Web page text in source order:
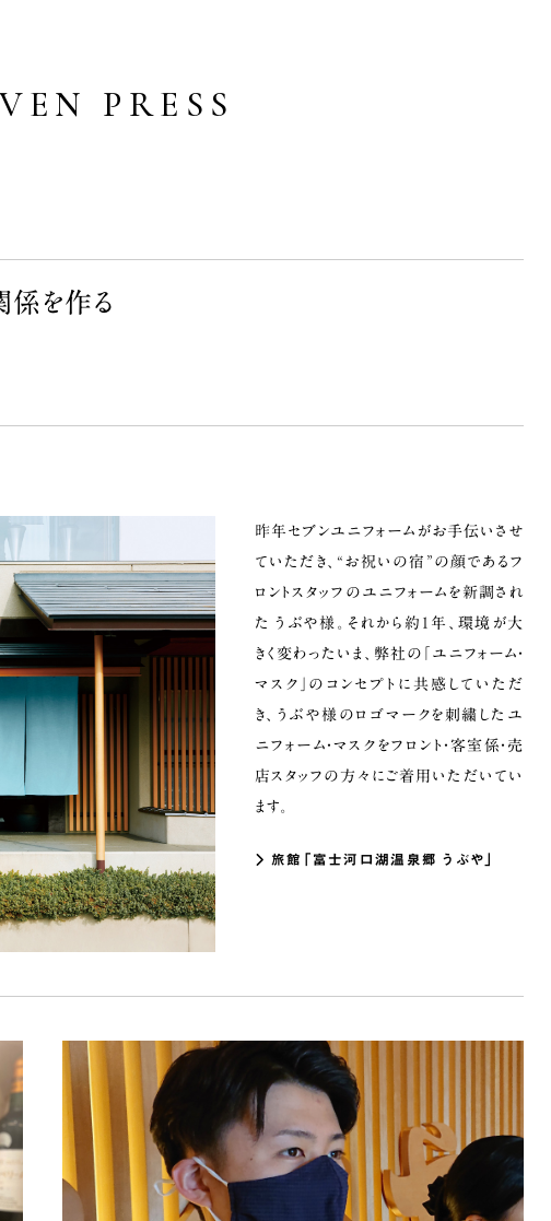
PRESS
係を作る
昨年セブンユニフォームがお手伝いさせ
ていただき、“お祝いの宿”の顔であるフ
ロントスタッフのユニフォームを新調され
た うぶや様。それから約1年、環境が大
きく変わったいま、弊社の「ユニフォーム・
マスク」のコンセプトに共感していただ
き、うぶや様のロゴマークを刺繍したユ
ニフォーム・マスクをフロント・客室係・売
店スタッフの方々にご着用いただいてい
ます。
旅館「富士河口湖温泉郷 うぶや」